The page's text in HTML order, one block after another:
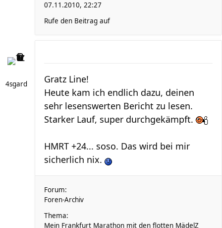
07.11.2010, 22:27
Rufe den Beitrag auf
4sgard
Gratz Line!
Heute kam ich endlich dazu, deinen
sehr lesenswerten Bericht zu lesen.
Starker Lauf, super durchgekämpft.
HMRT +24... soso. Das wird bei mir
sicherlich nix.
Forum:
Foren-Archiv
Thema:
Mein Frankfurt Marathon mit den flotten MädelZ